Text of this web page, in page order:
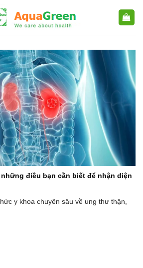
điều bạn cần biết để nhận diện
y khoa chuyên sâu về ung thư thận,